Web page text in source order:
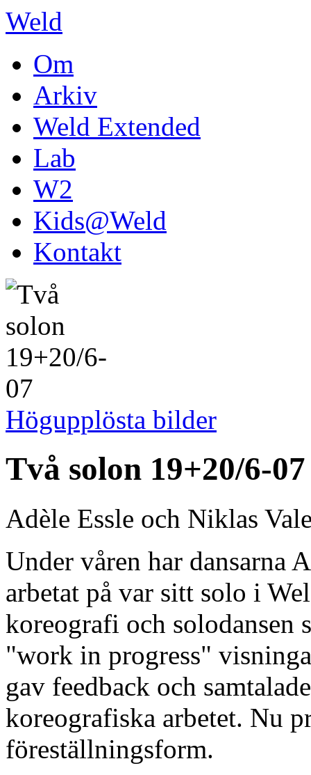
Weld
Om
Arkiv
Weld Extended
Lab
W2
Kids@Weld
Kontakt
Högupplösta bilder
Två solon 19+20/6-07
Adèle Essle och Niklas
Under våren har dansarna
arbetat på var sitt solo i
koreografi och solodansen
"work in progress"
gav feedback och
koreografiska arbetet. Nu
föreställningsform.